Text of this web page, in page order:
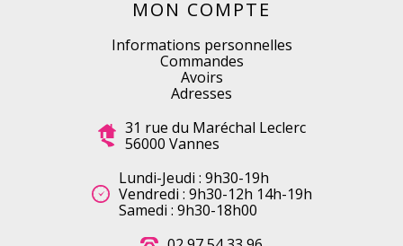
MON COMPTE
Informations personnelles
Commandes
Avoirs
Adresses
31 rue du Maréchal Leclerc
56000 Vannes
Lundi-Jeudi : 9h30-19h
Vendredi : 9h30-12h 14h-19h
Samedi : 9h30-18h00